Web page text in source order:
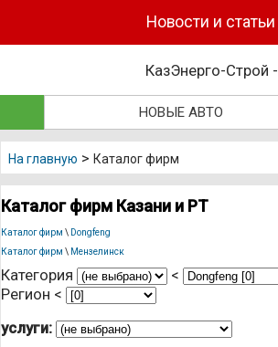
Новости и статьи
КазЭнерго-Строй -
НОВЫЕ АВТО
На главную > Каталог фирм
Каталог фирм Казани и РТ
Каталог фирм \ Dongfeng
Каталог фирм \ Мензелинск
Категория
<
Регион <
услуги: